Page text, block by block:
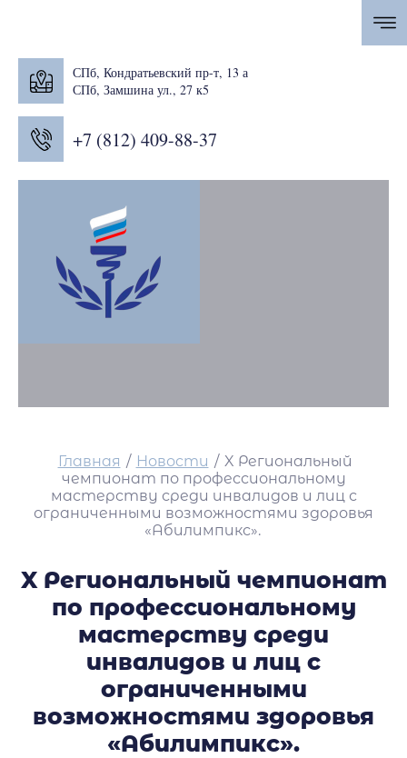
СПб, Кондратьевский пр-т, 13 а
СПб, Замшина ул., 27 к5
+7 (812) 409-88-37
Главная / Новости / X Региональный
чемпионат по профессиональному
мастерству среди инвалидов и лиц с
ограниченными возможностями здоровья
«Абилимпикс».
X Региональный чемпионат
по профессиональному
мастерству среди
инвалидов и лиц с
ограниченными
возможностями здоровья
«Абилимпикс».